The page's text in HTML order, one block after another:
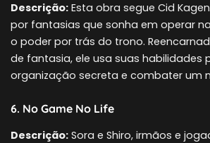
Descrição: Esta obra segue Cid
por fantasias que sonha em operar
o poder por trás do trono.
de fantasia, ele usa suas habilidades
organização secreta e combater um
6. No Game No Life
Descrição: Sora e Shiro, irmãos e